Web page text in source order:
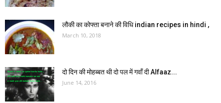
लौकी का कोफ्ता बनाने की विधि indian recipes in hindi ,
March 10, 2018
दो दिन की मोहब्बत थी दो पल में गवाँ दी Alfaaz...
June 14, 2016